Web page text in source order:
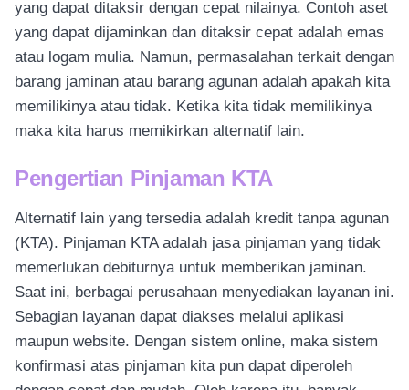
yang dapat ditaksir dengan cepat nilainya. Contoh aset
yang dapat dijaminkan dan ditaksir cepat adalah emas
atau logam mulia. Namun, permasalahan terkait dengan
barang jaminan atau barang agunan adalah apakah kita
memilikinya atau tidak. Ketika kita tidak memilikinya
maka kita harus memikirkan alternatif lain.
Pengertian Pinjaman KTA
Alternatif lain yang tersedia adalah kredit tanpa agunan
(KTA). Pinjaman KTA adalah jasa pinjaman yang tidak
memerlukan debiturnya untuk memberikan jaminan.
Saat ini, berbagai perusahaan menyediakan layanan ini.
Sebagian layanan dapat diakses melalui aplikasi
maupun website. Dengan sistem online, maka sistem
konfirmasi atas pinjaman kita pun dapat diperoleh